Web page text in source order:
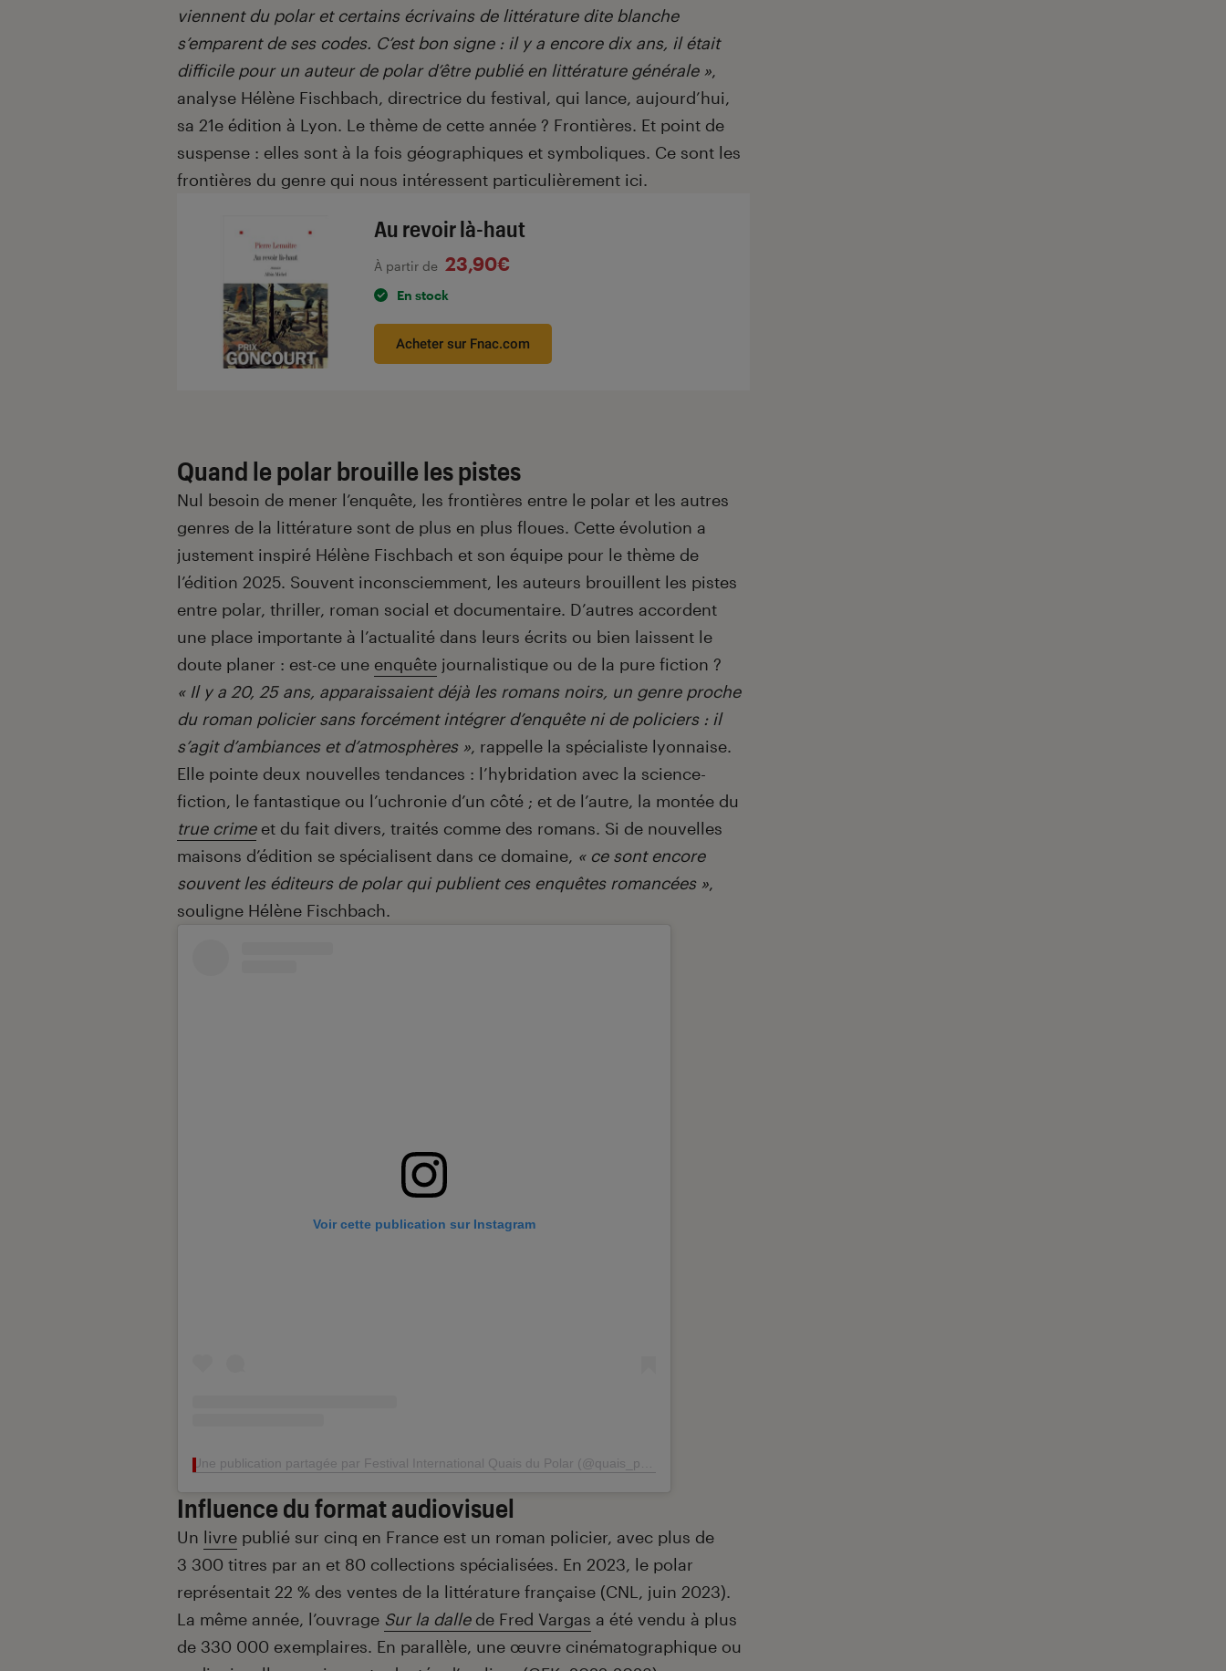
viennent du polar et certains écrivains de littérature dite blanche
s’emparent de ses codes. C’est bon signe : il y a encore dix ans, il était
difficile pour un auteur de polar d’être publié en littérature générale »,
analyse Hélène Fischbach, directrice du festival, qui lance, aujourd’hui,
sa 21e édition à Lyon. Le thème de cette année ? Frontières. Et point de
suspense : elles sont à la fois géographiques et symboliques. Ce sont les
frontières du genre qui nous intéressent particulièrement ici.
Au revoir là-haut
À partir de 23,90€
En stock
Acheter sur Fnac.com
Quand le polar brouille les pistes
Nul besoin de mener l’enquête, les frontières entre le polar et les autres
genres de la littérature sont de plus en plus floues. Cette évolution a
justement inspiré Hélène Fischbach et son équipe pour le thème de
l’édition 2025. Souvent inconsciemment, les auteurs brouillent les pistes
entre polar, thriller, roman social et documentaire. D’autres accordent
une place importante à l’actualité dans leurs écrits ou bien laissent le
doute planer : est-ce une enquête journalistique ou de la pure fiction ?
« Il y a 20, 25 ans, apparaissaient déjà les romans noirs, un genre proche
du roman policier sans forcément intégrer d’enquête ni de policiers : il
s’agit d’ambiances et d’atmosphères », rappelle la spécialiste lyonnaise.
Elle pointe deux nouvelles tendances : l’hybridation avec la science-
fiction, le fantastique ou l’uchronie d’un côté ; et de l’autre, la montée du
true crimeet du fait divers, traités comme des romans. Si de nouvelles
maisons d’édition se spécialisent dans ce domaine, « ce sont encore
souvent les éditeurs de polar qui publient ces enquêtes romancées »,
souligne Hélène Fischbach.
Voir cette publication sur Instagram
Une publication partagée par Festival International Quais du Polar (@quais_polar)
Influence du format audiovisuel
Un livre publié sur cinq en France est un roman policier, avec plus de
3 300 titres par an et 80 collections spécialisées. En 2023, le polar
représentait 22 % des ventes de la littérature française (CNL, juin 2023).
La même année, l’ouvrage Sur la dallede Fred Vargas a été vendu à plus
de 330 000 exemplaires. En parallèle, une œuvre cinématographique ou